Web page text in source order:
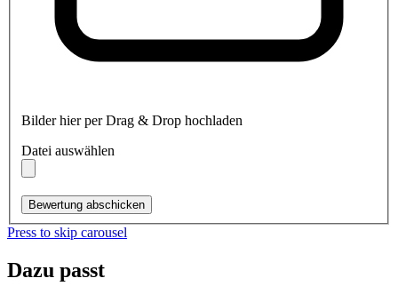
Bilder hier per Drag & Drop hochladen
Datei auswählen
Bewertung abschicken
Press to skip carousel
Dazu passt